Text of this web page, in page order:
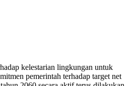
kelestarian lingkungan untuk
pemerintah terhadap target net